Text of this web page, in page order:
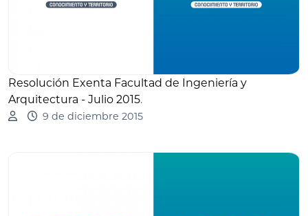
Resolución Exenta Facultad de Ingeniería y
Arquitectura - Julio 2015.
9 de diciembre 2015